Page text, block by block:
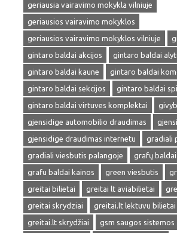
geriausia vairavimo mokykla vilniuje
geriausios vairavimo mokyklos
geriausios vairavimo mokyklos vilniuje
gintaro baldai akcijos
gintaro baldai
gintaro baldai kaune
gintaro baldai
gintaro baldai sekcijos
gintaro baldai
gintaro baldai virtuves komplektai
gjensidige automobilio draudimas
gjensidige draudimas internetu
gradiali
gradiali viesbutis palangoje
grafų baldai
grafu baldai kainos
green viesbutis
greitai bilietai
greitai lt aviabilietai
greitai skrydziai
greitai.lt lektuvu bilietai
greitai.lt skrydžiai
gsm saugos sistemos